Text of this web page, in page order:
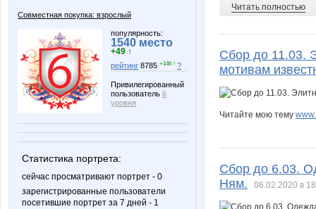
Совместная покупка: взрослый
популярность:
1540 место
+49 ↑
рейтинг 8785 +146 ↑ ?
Привилегированный
пользователь 6
уровня
Статистика портрета:
сейчас просматривают портрет - 0
зарегистрированные пользователи
посетившие портрет за 7 дней - 1
Читать полностью
Сбор до 11.03.
мотивам
Читайте мою тему
Сбор до 6.03.
Ням.
06.02.2020 в